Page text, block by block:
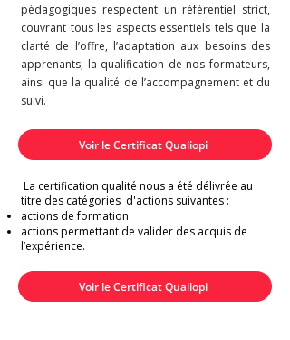
pédagogiques respectent un référentiel strict,
couvrant tous les aspects essentiels tels que la
clarté de l’offre, l’adaptation aux besoins des
apprenants, la qualification de nos formateurs,
ainsi que la qualité de l’accompagnement et du
suivi.
La certification qualité nous a été délivrée au
titre des catégories d'actions suivantes :
actions de formation
actions permettant de valider des acquis de
l’expérience.
Voir le Certificat Qualiopi
Voir le Certificat Qualiopi